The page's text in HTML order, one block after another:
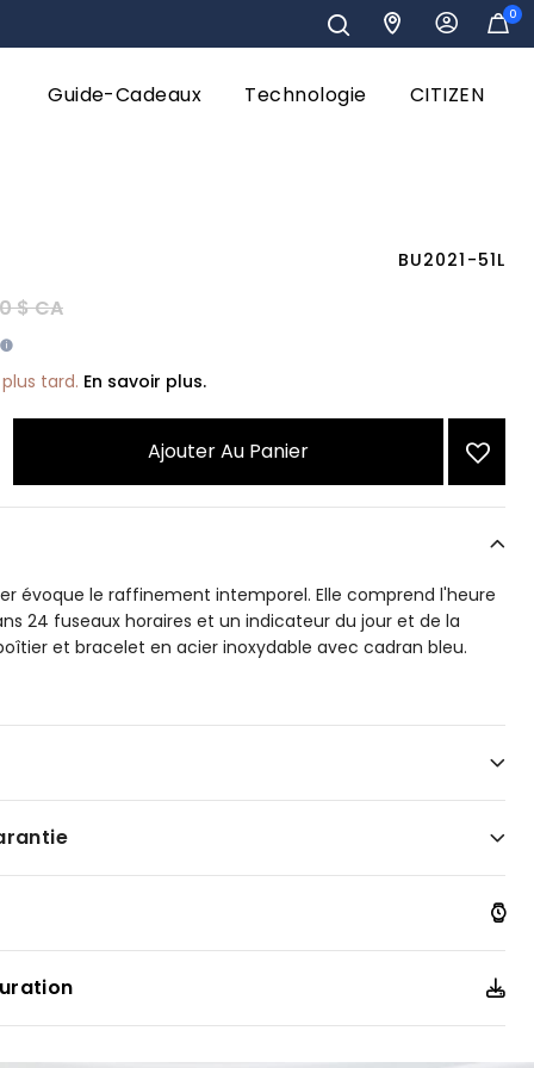
Guide-Cadeaux Technologie CITIZEN
0
BU2021-51L
de
$ CAà
tard. En savoir plus.
Ajouter Au Panier
évoque le raffinement intemporel. Elle comprend l'heure
24 fuseaux horaires et un indicateur du jour et de la
et bracelet en acier inoxydable avec cadran bleu.